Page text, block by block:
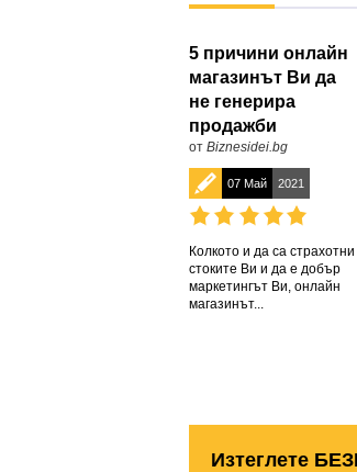
5 причини онлайн
магазинът Ви да
не генерира
продажби
от Biznesidei.bg
07 Май 2021
Колкото и да са страхотни
стоките Ви и да е добър
маркетингът Ви, онлайн
магазинът...
Изтеглете